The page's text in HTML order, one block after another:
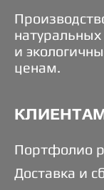
натуральных
и
ценам.
Портфолио
Доставка и